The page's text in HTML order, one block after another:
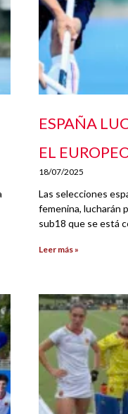
ESPAÑA
EL
18/07/2025
Las selecciones
femenina, lucharán
sub18 que se está
Leer más »